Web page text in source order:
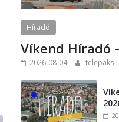
Híradó
Víkend Híradó
2026-08-04 telepaks